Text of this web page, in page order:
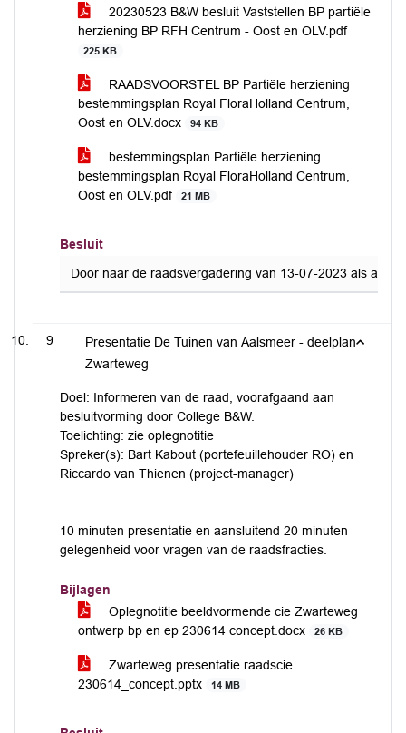
20230523 B&W besluit Vaststellen BP partiële
herziening BP RFH Centrum - Oost en OLV.pdf
225 KB
RAADSVOORSTEL BP Partiële herziening
bestemmingsplan Royal FloraHolland Centrum,
Oost en OLV.docx
94 KB
bestemmingsplan Partiële herziening
bestemmingsplan Royal FloraHolland Centrum,
Oost en OLV.pdf
21 MB
Besluit
Door naar de raadsvergadering van 13-07-2023 als
9
Presentatie De Tuinen van Aalsmeer - deelplan
Zwarteweg
Doel: Informeren van de raad, voorafgaand aan
besluitvorming door College B&W.
Toelichting: zie oplegnotitie
Spreker(s): Bart Kabout (portefeuillehouder RO) en
Riccardo van Thienen (project-manager)
10 minuten presentatie en aansluitend 20 minuten
gelegenheid voor vragen van de raadsfracties.
Bijlagen
Oplegnotitie beeldvormende cie Zwarteweg
ontwerp bp en ep 230614 concept.docx
26 KB
Zwarteweg presentatie raadscie
230614_concept.pptx
14 MB